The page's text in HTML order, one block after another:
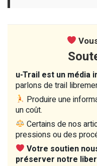
u-Trail est un média
parlons de trail
Produire une
un coût.
Certains de nos
pressions ou des
Votre soutien
préserver notre